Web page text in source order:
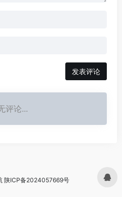
发表评论
评论...
陕ICP备2024057669号